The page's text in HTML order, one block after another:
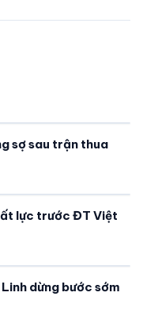
sợ sau trận thua
lực trước ĐT Việt
dừng bước sớm